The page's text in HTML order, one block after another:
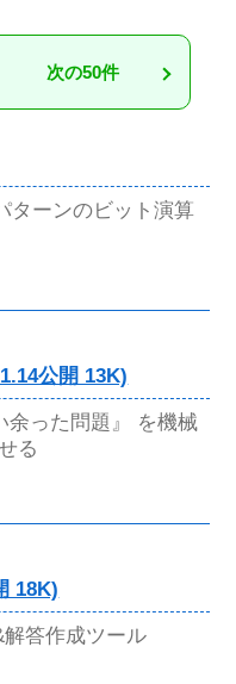
次の50件
ターンのビット演算
公開 13K)
余った問題』 を機械
る
18K)
答作成ツール